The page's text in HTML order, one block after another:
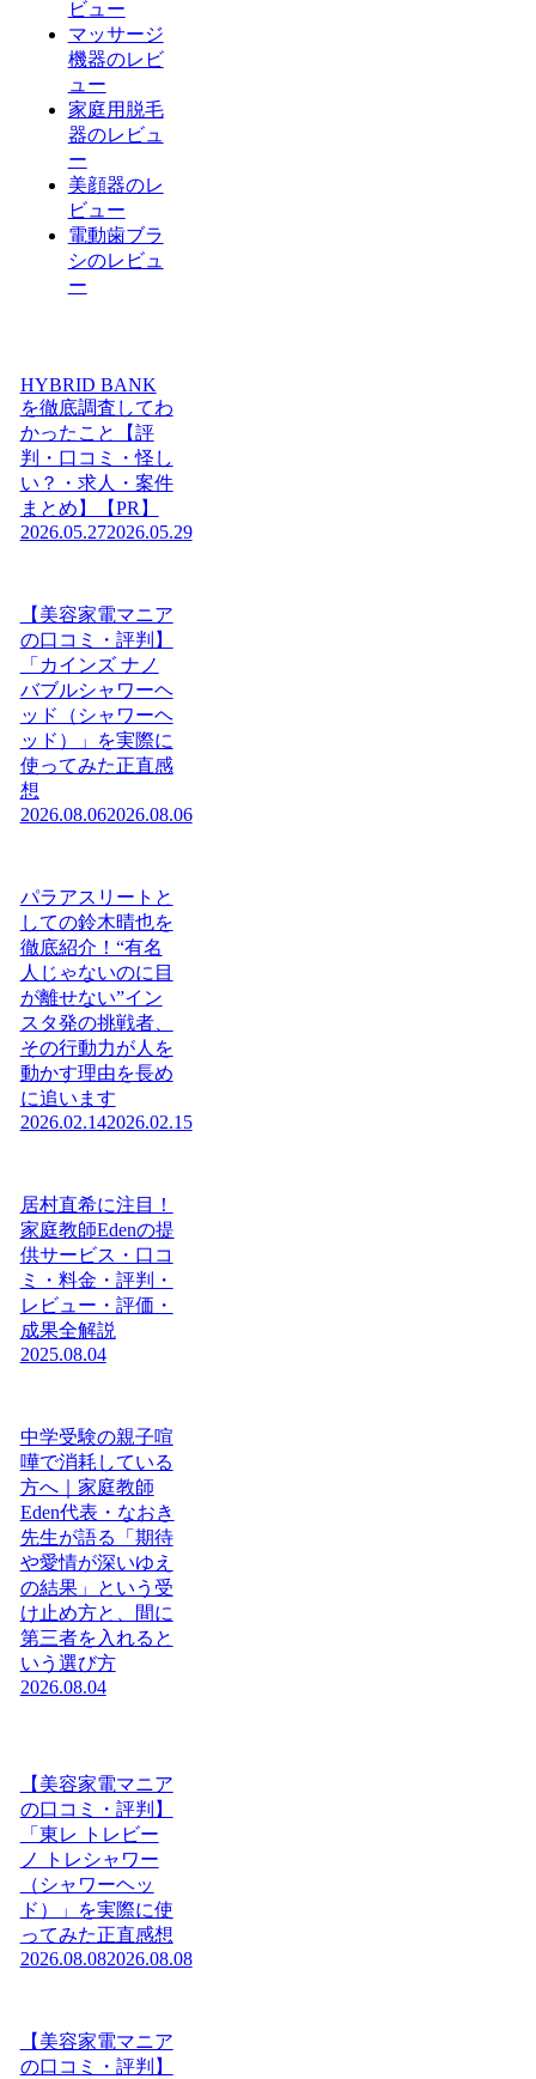
ビュー
マッサージ
機器のレビ
ュー
家庭用脱毛
器のレビュ
ー
美顔器のレ
ビュー
電動歯ブラ
シのレビュ
ー
HYBRID BANK
を徹底調査してわ
かったこと【評
判・口コミ・怪し
い？・求人・案件
まとめ】【PR】
2026.05.272026.05.29
【美容家電マニア
の口コミ・評判】
「カインズ ナノ
バブルシャワーヘ
ッド（シャワーヘ
ッド）」を実際に
使ってみた正直感
想
2026.08.062026.08.06
パラアスリートと
しての鈴木晴也を
徹底紹介！“有名
人じゃないのに目
が離せない”イン
スタ発の挑戦者、
その行動力が人を
動かす理由を長め
に追います
2026.02.142026.02.15
居村直希に注目！
家庭教師Edenの提
供サービス・口コ
ミ・料金・評判・
レビュー・評価・
成果全解説
2025.08.04
中学受験の親子喧
嘩で消耗している
方へ｜家庭教師
Eden代表・なおき
先生が語る「期待
や愛情が深いゆえ
の結果」という受
け止め方と、間に
第三者を入れると
いう選び方
2026.08.04
【美容家電マニア
の口コミ・評判】
「東レ トレビー
ノ トレシャワー
（シャワーヘッ
ド）」を実際に使
ってみた正直感想
2026.08.082026.08.08
【美容家電マニア
の口コミ・評判】